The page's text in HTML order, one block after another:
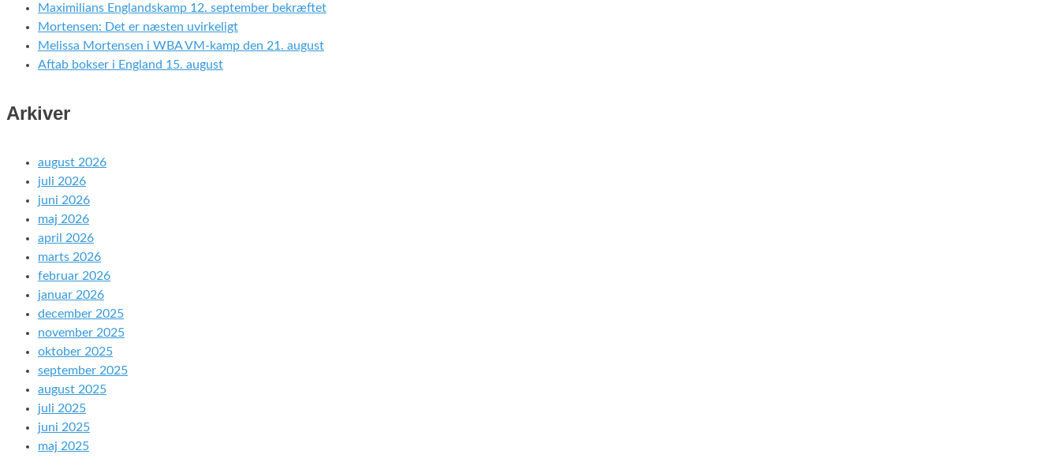
Maximilians Englandskamp 12. september bekræftet
Mortensen: Det er næsten uvirkeligt
Melissa Mortensen i WBA VM-kamp den 21. august
Aftab bokser i England 15. august
Arkiver
august 2026
juli 2026
juni 2026
maj 2026
april 2026
marts 2026
februar 2026
januar 2026
december 2025
november 2025
oktober 2025
september 2025
august 2025
juli 2025
juni 2025
maj 2025